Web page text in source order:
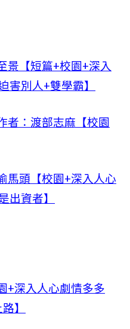
景【短篇+校園+深入
害別人+雙學霸】
者：渡部志麻【校園
馬頭【校園+深入人心
出資者】
+深入人心劇情多多
】